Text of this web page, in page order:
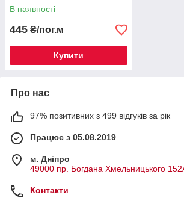
В наявності
445 ₴/пог.м
Купити
Про нас
97% позитивних з 499 відгуків за рік
Працює з 05.08.2019
м. Дніпро
49000 пр. Богдана Хмельницького
Контакти